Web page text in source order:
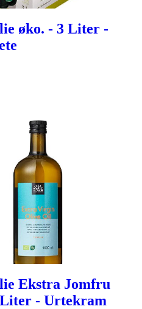
øko. - 3 Liter -
Ekstra Jomfru
- Urtekram